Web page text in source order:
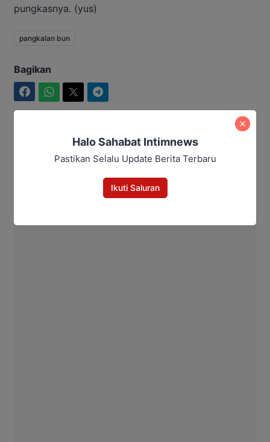
pungkasnya. (yus)
pangkalan bun
Bagikan
Halo Sahabat Intimnews
Pastikan Selalu Update Berita Terbaru
Ikuti Saluran